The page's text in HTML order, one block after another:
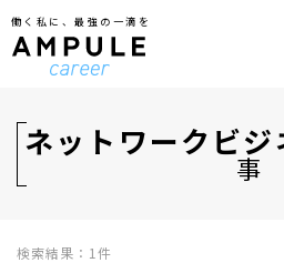
働く私に、最強の一滴を
ネットワークビジ
事
検索結果：1件